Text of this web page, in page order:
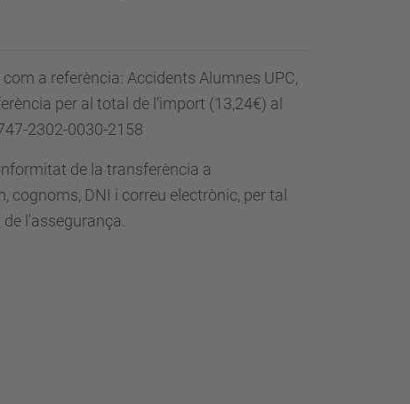
a referència: Accidents Alumnes UPC,
per al total de l’import (13,24€) al
2302-0030-2158
de la transferència a
DNI i correu electrònic, per tal
l'assegurança.